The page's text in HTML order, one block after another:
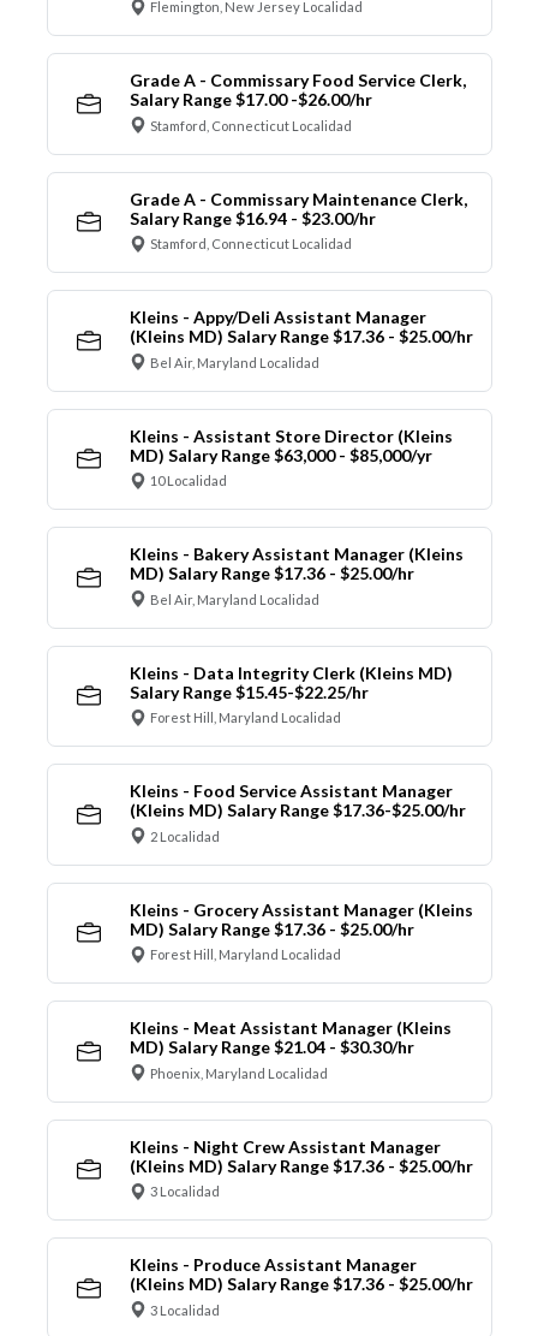
Flemington, New Jersey Localidad
Grade A - Commissary Food Service Clerk,
Salary Range $17.00 -$26.00/hr
Stamford, Connecticut Localidad
Grade A - Commissary Maintenance Clerk,
Salary Range $16.94 - $23.00/hr
Stamford, Connecticut Localidad
Kleins - Appy/Deli Assistant Manager
(Kleins MD) Salary Range $17.36 - $25.00/hr
Bel Air, Maryland Localidad
Kleins - Assistant Store Director (Kleins
MD) Salary Range $63,000 - $85,000/yr
10 Localidad
Kleins - Bakery Assistant Manager (Kleins
MD) Salary Range $17.36 - $25.00/hr
Bel Air, Maryland Localidad
Kleins - Data Integrity Clerk (Kleins MD)
Salary Range $15.45-$22.25/hr
Forest Hill, Maryland Localidad
Kleins - Food Service Assistant Manager
(Kleins MD) Salary Range $17.36-$25.00/hr
2 Localidad
Kleins - Grocery Assistant Manager (Kleins
MD) Salary Range $17.36 - $25.00/hr
Forest Hill, Maryland Localidad
Kleins - Meat Assistant Manager (Kleins
MD) Salary Range $21.04 - $30.30/hr
Phoenix, Maryland Localidad
Kleins - Night Crew Assistant Manager
(Kleins MD) Salary Range $17.36 - $25.00/hr
3 Localidad
Kleins - Produce Assistant Manager
(Kleins MD) Salary Range $17.36 - $25.00/hr
3 Localidad